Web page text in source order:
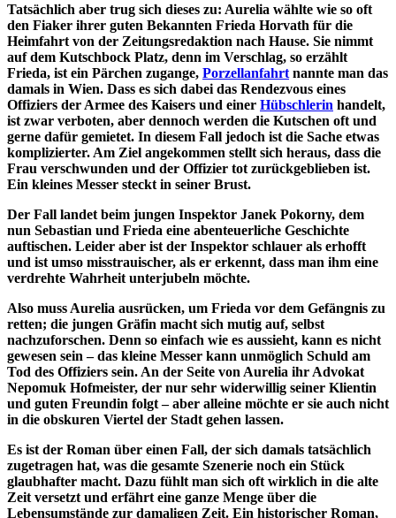
Tatsächlich aber trug sich dieses zu: Aurelia wählte wie so oft
den Fiaker ihrer guten Bekannten Frieda Horvath für die
Heimfahrt von der Zeitungsredaktion nach Hause. Sie nimmt
auf dem Kutschbock Platz, denn im Verschlag, so erzählt
Frieda, ist ein Pärchen zugange, Porzellanfahrt nannte man das
damals in Wien. Dass es sich dabei das Rendezvous eines
Offiziers der Armee des Kaisers und einer Hübschlerin handelt,
ist zwar verboten, aber dennoch werden die Kutschen oft und
gerne dafür gemietet. In diesem Fall jedoch ist die Sache etwas
komplizierter. Am Ziel angekommen stellt sich heraus, dass die
Frau verschwunden und der Offizier tot zurückgeblieben ist.
Ein kleines Messer steckt in seiner Brust.
Der Fall landet beim jungen Inspektor Janek Pokorny, dem
nun Sebastian und Frieda eine abenteuerliche Geschichte
auftischen. Leider aber ist der Inspektor schlauer als erhofft
und ist umso misstrauischer, als er erkennt, dass man ihm eine
verdrehte Wahrheit unterjubeln möchte.
Also muss Aurelia ausrücken, um Frieda vor dem Gefängnis zu
retten; die jungen Gräfin macht sich mutig auf, selbst
nachzuforschen. Denn so einfach wie es aussieht, kann es nicht
gewesen sein – das kleine Messer kann unmöglich Schuld am
Tod des Offiziers sein. An der Seite von Aurelia ihr Advokat
Nepomuk Hofmeister, der nur sehr widerwillig seiner Klientin
und guten Freundin folgt – aber alleine möchte er sie auch nicht
in die obskuren Viertel der Stadt gehen lassen.
Es ist der Roman über einen Fall, der sich damals tatsächlich
zugetragen hat, was die gesamte Szenerie noch ein Stück
glaubhafter macht. Dazu fühlt man sich oft wirklich in die alte
Zeit versetzt und erfährt eine ganze Menge über die
Lebensumstände zur damaligen Zeit. Ein historischer Roman,